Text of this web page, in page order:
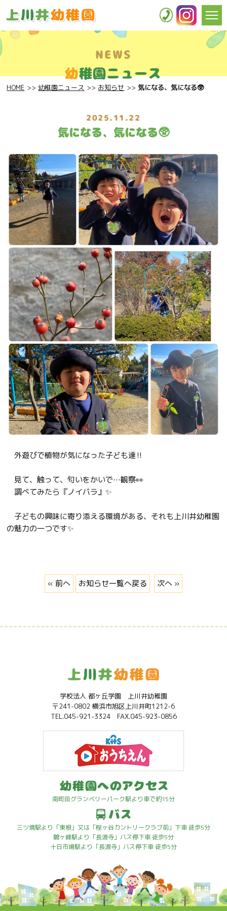
NEWS
幼稚園ニュース
HOME 幼稚園ニュース お知らせ 気になる、気になる🥸
2025.11.22
気になる、気になる🥸
外遊びで植物が気になった子ども達‼️
見て、触って、匂いをかいで…観察👀
調べてみたら『ノイバラ』✨
子どもの興味に寄り添える環境がある、それも上川井幼稚園
の魅力の一つです✨
« 前へ お知らせ一覧へ戻る 次へ »
学校法人 都ヶ丘学園 上川井幼稚園
〒241-0802 横浜市旭区上川井町1212-6
TEL.045-921-3324 FAX.045-923-0856
南町田グランベリーパーク駅より車で約15分
三ツ境駅より「東根」又は「程ヶ谷カントリークラブ前」下車 徒歩5分
鶴ヶ峰駅より「長源寺」バス停下車 徒歩5分
十日市場駅より「長源寺」バス停下車 徒歩5分